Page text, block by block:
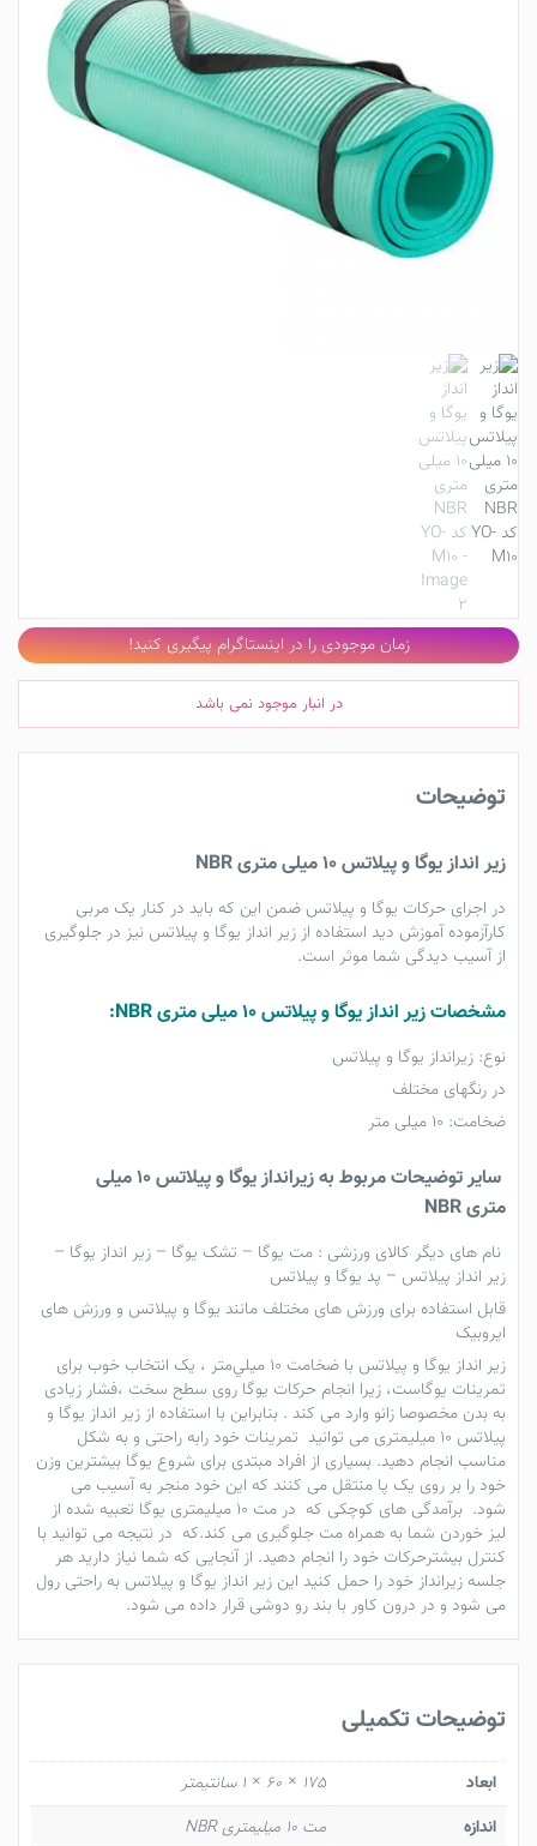
زمان موجودی را در اینستاگرام پیگیری کنید!
در انبار موجود نمی باشد
توضیحات
زیر انداز یوگا و پیلاتس 10 میلی متری NBR
در اجرای حرکات یوگا و پیلاتس ضمن این که باید در کنار یک مربی
کارآزموده آموزش دید استفاده از زیر انداز یوگا و پیلاتس نیز در جلوگیری
از آسیب دیدگی شما موثر است.
مشخصات زیر انداز یوگا و پیلاتس 10 میلی متری NBR:
نوع: زیرانداز یوگا و پیلاتس
در رنگهای مختلف
ضخامت: 10 میلی‌ متر
سایر توضیحات مربوط به زیرانداز یوگا و پیلاتس 10 میلی
متری NBR
نام های دیگر کالای ورزشی : مت یوگا – تشک یوگا – زیر انداز یوگا –
زیر انداز پیلاتس – پد یوگا و پیلاتس
قابل استفاده برای ورزش های مختلف مانند یوگا و پیلاتس و ورزش های
ایروبیک
زیر انداز یوگا و پیلاتس با ضخامت 10 ميلي‌متر ، یک انتخاب خوب برای
تمرینات یوگاست، زیرا انجام حرکات یوگا روی سطح سخت ،فشار زیادی
به بدن مخصوصا زانو وارد می کند . بنابراین با استفاده از زیر انداز یوگا و
پیلاتس ۱۰ میلیمتری
می توانید تمرینات خود رابه راحتی و به شکل
مناسب انجام دهید. بسیاری از افراد مبتدی برای شروع یوگا بیشترین وزن
خود را بر روی یک پا منتقل می کنند که این خود منجر به آسیب می
شود. برآمدگی های کوچکی که در مت ۱۰ میلیمتری یوگا تعبیه شده از
لیز خوردن شما به همراه مت جلوگیری می کند.که در نتیجه می توانید با
کنترل بیشترحرکات خود را انجام دهید. از آنجایی که شما نیاز دارید هر
جلسه زیرانداز خود را حمل کنید این زیر انداز یوگا و پیلاتس به راحتی رول
می شود و در درون کاور با بند رو دوشی قرار داده می شود.
توضیحات تکمیلی
ابعاد
175 × 60 × 1 سانتیمتر
اندازه
مت 10 میلیمتری NBR